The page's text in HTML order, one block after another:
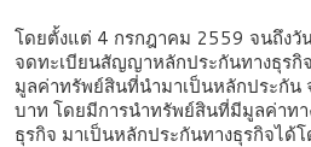
โดยตั้งแต่ 4 กรกฎาคม 2559 จนถึง
จดทะเบียนสัญญาหลักประกันทางธุร
มูลค่าทรัพย์สินที่นำมาเป็นหลักประกั
บาท โดยมีการนำทรัพย์สินที่มีมูลค่าทา
ธุรกิจ มาเป็นหลักประกันทางธุรกิจได้